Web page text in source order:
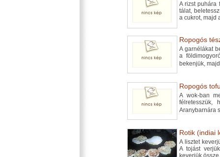
A rizst puhára
tálat,
a cukrot, majd
Ropogós
A garnélákat
a
bekenjük,
Ropogós
A wok-ban
félretesszük,
Aranybarnára
Rotik (indiai
A lisztet
A tojást
keverjük